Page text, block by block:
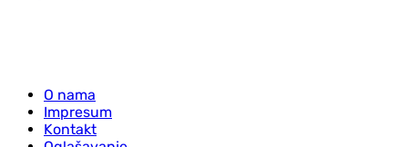
O nama
Impresum
Kontakt